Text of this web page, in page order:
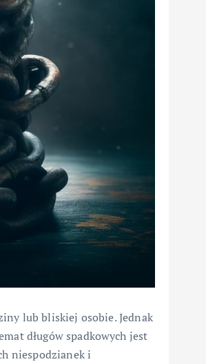
lub bliskiej osobie. Jednak
długów spadkowych jest
niespodzianek i